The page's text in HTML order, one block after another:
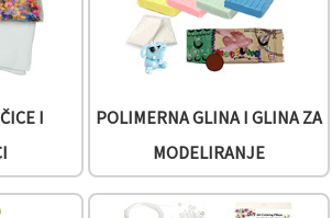
I
POLIMERNA GLINA I GLINA ZA
MODELIRANJE